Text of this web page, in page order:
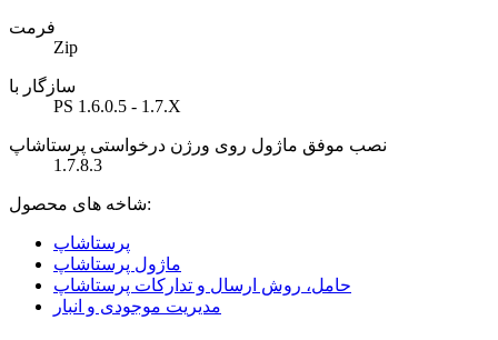
فرمت
Zip
سازگار با
PS 1.6.0.5 - 1.7.X
نصب موفق ماژول روی ورژن درخواستی پرستاشاپ
1.7.8.3
شاخه های محصول:
پرستاشاپ
ماژول پرستاشاپ
حامل، روش ارسال و تدارکات پرستاشاپ
مدیریت موجودی و انبار